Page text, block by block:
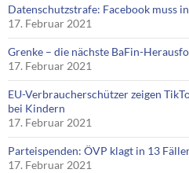
Datenschutzstrafe: Facebook muss
17. Februar 2021
Grenke – die nächste BaFin-
17. Februar 2021
EU-Verbraucherschützer zeigen
bei Kindern
17. Februar 2021
Parteispenden: ÖVP klagt in 13
17. Februar 2021